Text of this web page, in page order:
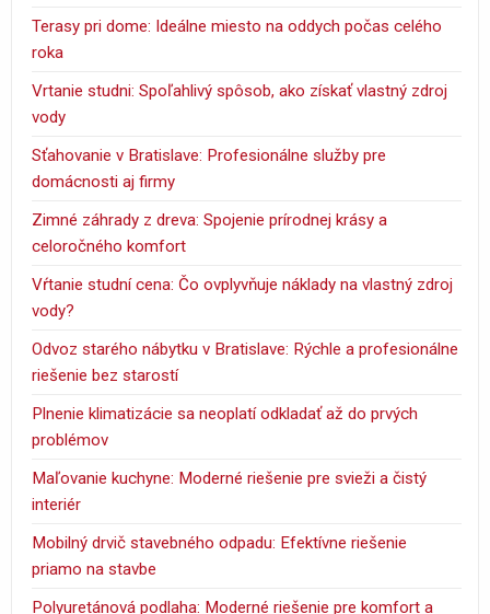
Terasy pri dome: Ideálne miesto na oddych počas celého
roka
Vrtanie studni: Spoľahlivý spôsob, ako získať vlastný zdroj
vody
Sťahovanie v Bratislave: Profesionálne služby pre
domácnosti aj firmy
Zimné záhrady z dreva: Spojenie prírodnej krásy a
celoročného komfort
Vŕtanie studní cena: Čo ovplyvňuje náklady na vlastný zdroj
vody?
Odvoz starého nábytku v Bratislave: Rýchle a profesionálne
riešenie bez starostí
Plnenie klimatizácie sa neoplatí odkladať až do prvých
problémov
Maľovanie kuchyne: Moderné riešenie pre svieži a čistý
interiér
Mobilný drvič stavebného odpadu: Efektívne riešenie
priamo na stavbe
Polyuretánová podlaha: Moderné riešenie pre komfort a